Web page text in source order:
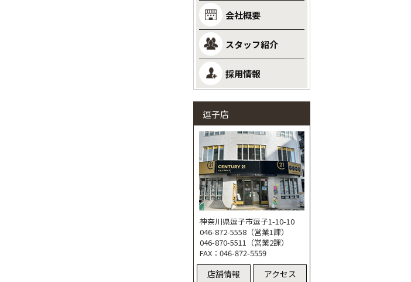
会社概要
スタッフ紹介
採用情報
逗子店
神奈川県逗子市逗子1-10-10
046-872-5558（営業1課）
046-870-5511（営業2課）
FAX：046-872-5559
店舗情報 アクセス